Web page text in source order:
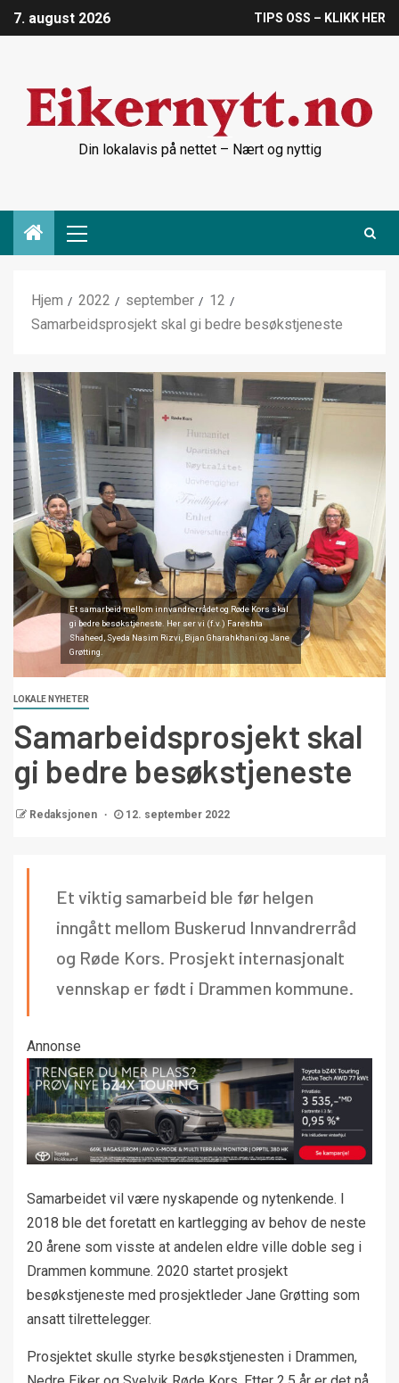
7. august 2026 TIPS OSS – KLIKK HER
Din lokalavis på nettet – Nært og nyttig
Hjem 2022 september
12
Samarbeidsprosjekt skal gi bedre besøkstjeneste
Et samarbeid mellom innvandrerrådet og Røde Kors skal
gi bedre besøkstjeneste. Her ser vi (f.v.) Fareshta
Shaheed, Syeda Nasim Rizvi, Bijan Gharahkhani og Jane
Grøtting.
LOKALE NYHETER
Samarbeidsprosjekt skal
gi bedre besøkstjeneste
Redaksjonen 12. september 2022
Et viktig samarbeid ble før helgen
inngått mellom Buskerud Innvandrerråd
og Røde Kors. Prosjekt internasjonalt
vennskap er født i Drammen kommune.
Annonse
Samarbeidet vil være nyskapende og nytenkende. I
2018 ble det foretatt en kartlegging av behov de neste
20 årene som visste at andelen eldre ville doble seg i
Drammen kommune. 2020 startet prosjekt
besøkstjeneste med prosjektleder Jane Grøtting som
ansatt tilrettelegger.
Prosjektet skulle styrke besøkstjenesten i Drammen,